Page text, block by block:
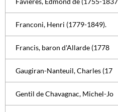
Franconi, Henri (1779-1849).
Francis, baron d'Allarde (1778
Gaugiran-Nanteuil, Charles (17
Gentil de Chavagnac, Michel-Jo